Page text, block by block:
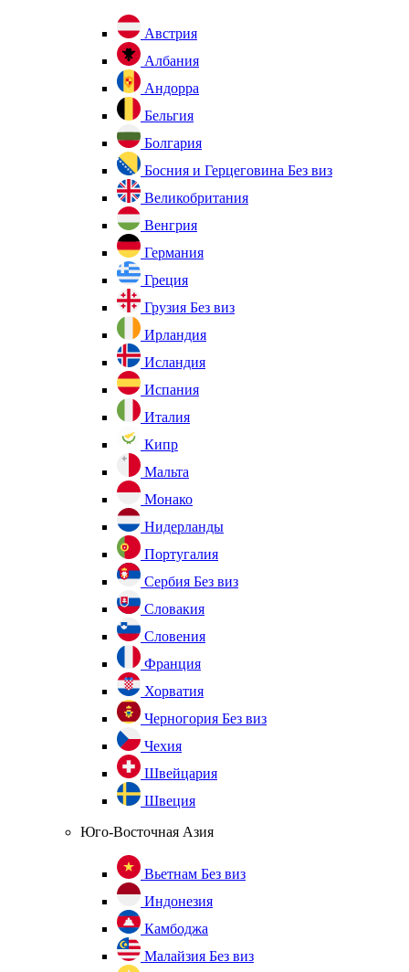
Австрия
Албания
Андорра
Бельгия
Болгария
Босния и Герцеговина Без виз
Великобритания
Венгрия
Германия
Греция
Грузия Без виз
Ирландия
Исландия
Испания
Италия
Кипр
Мальта
Монако
Нидерланды
Португалия
Сербия Без виз
Словакия
Словения
Франция
Хорватия
Черногория Без виз
Чехия
Швейцария
Швеция
Юго-Восточная Азия
Вьетнам Без виз
Индонезия
Камбоджа
Малайзия Без виз